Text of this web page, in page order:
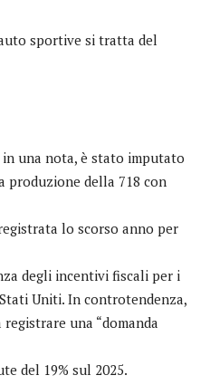
sportive si tratta del
una nota, è stato imputato
produzione della 718 con
lo scorso anno per
degli incentivi fiscali per i
Uniti. In controtendenza,
una “domanda
del 19% sul 2025.